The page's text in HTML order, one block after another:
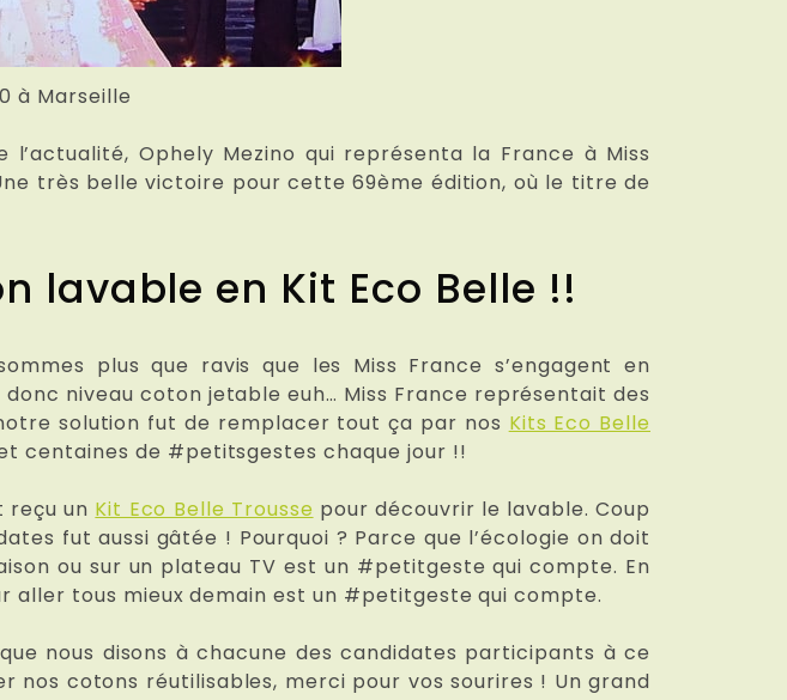
à Marseille
Ophely Mezino qui représenta la France à Miss
très belle victoire pour cette 69ème édition, où le titre de
lavable en Kit Eco Belle !!
plus que ravis que les Miss France s’engagent en
niveau coton jetable euh… Miss France représentait des
solution fut de remplacer tout ça par nos Kits Eco Belle
centaines de #petitsgestes chaque jour !!
reçu un Kit Eco Belle Trousse pour découvrir le lavable. Coup
fut aussi gâtée ! Pourquoi ? Parce que l’écologie on doit
ou sur un plateau TV est un #petitgeste qui compte. En
aller tous mieux demain est un #petitgeste qui compte.
nous disons à chacune des candidates participants à ce
nos cotons réutilisables, merci pour vos sourires ! Un grand